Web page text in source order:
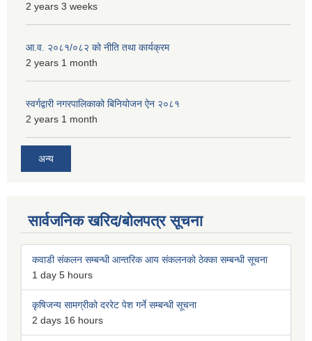
2 years 3 weeks
आ.व. २०८१/०८२ को नीति तथा कार्यक्रम
2 years 1 month
स्वर्गद्वारी नगरपालिकाको बिनियोजन ऐन २०८१
2 years 1 month
अन्य
सार्वजनिक खरिद/बोलपत्र सूचना
कवाडी संकलन सम्बन्धी आन्तरिक आय संकलनको ठेक्का सम्बन्धी सूचना
1 day 5 hours
कृषिजन्य सामग्रीको दररेट पेश गर्ने सम्बन्धी सूचना
2 days 16 hours